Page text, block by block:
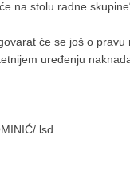
na stolu radne
će se još o
uređenju
lsd